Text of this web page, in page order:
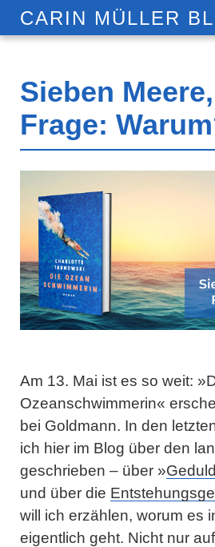
CARIN MÜLLER
Sieben
Frage:
Am 13. Mai ist es so weit:
Ozeanschwimmerin«
bei Goldmann. In den
ich hier im Blog über den
geschrieben – über »
und über die
will ich erzählen, worum es
eigentlich geht. Nicht nur